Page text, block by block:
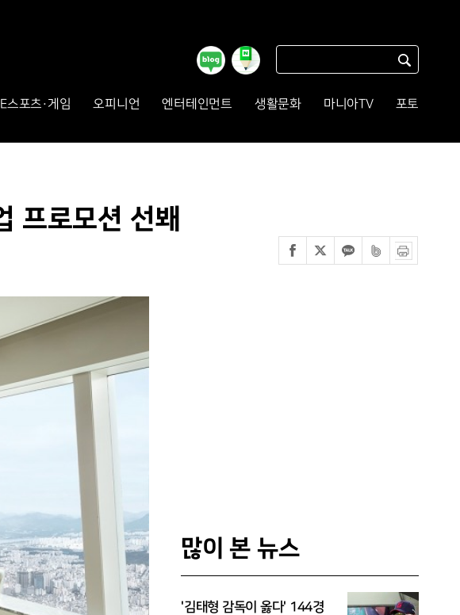
E스포츠·게임 오피니언 엔터테인먼트 생활문화 마니아TV 포토
프로모션 선봬
많이 본 뉴스
'김태형 감독이 옳다' 144경